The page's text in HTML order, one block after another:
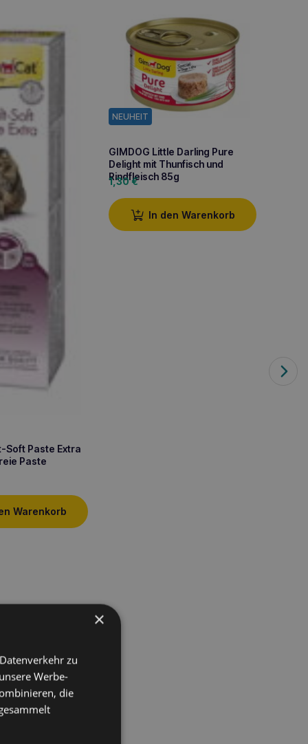
Soft Paste Extra
Paste
Warenkorb
NEUHEIT
GIMDOG Little Darling Pure
Delight mit Thunfisch und
Rindfleisch 85g
1,30€
In den Warenkorb
×
zu
Werbe-
die